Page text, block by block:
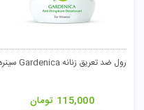
رول ضد تعریق زنانه Gardenica سینره
115,000 تومان